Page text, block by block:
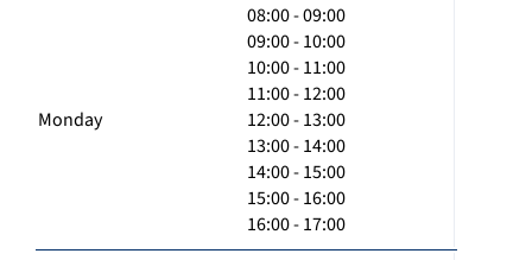
Monday
08:00 - 09:00
09:00 - 10:00
10:00 - 11:00
11:00 - 12:00
12:00 - 13:00
13:00 - 14:00
14:00 - 15:00
15:00 - 16:00
16:00 - 17:00